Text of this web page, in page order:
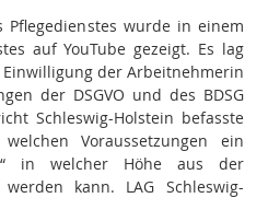
Pflegedienstes wurde in einem
auf YouTube gezeigt. Es lag
der Arbeitnehmerin
der DSGVO und des BDSG
Schleswig-Holstein befasste
Voraussetzungen ein
in welcher Höhe aus der
kann. LAG Schleswig-